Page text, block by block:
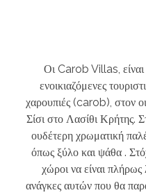
Οι Carob Villas, είναι
ενοικιαζόμενες
χαρουπιές (carob), στον
Σίσι στο Λασίθι Κρήτης.
ουδέτερη χρωματική
όπως ξύλο και ψάθα .
χώροι να είναι πλήρως
ανάγκες αυτών που θα